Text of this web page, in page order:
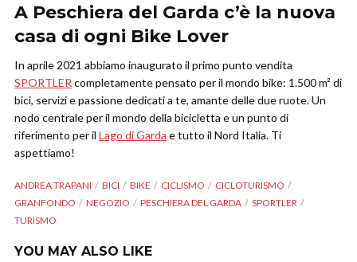
A Peschiera del Garda c’è la nuova
casa di ogni Bike Lover
In aprile 2021 abbiamo inaugurato il primo punto vendita
SPORTLER completamente pensato per il mondo bike: 1.500 m² di
bici, servizi e passione dedicati a te, amante delle due ruote. Un
nodo centrale per il mondo della bicicletta e un punto di
riferimento per il Lago di Garda e tutto il Nord Italia. Ti
aspettiamo!
ANDREA TRAPANI BICI BIKE CICLISMO
CICLOTURISMO
GRANFONDO
NEGOZIO PESCHIERA DEL GARDA
SPORTLER
TURISMO
YOU MAY ALSO LIKE